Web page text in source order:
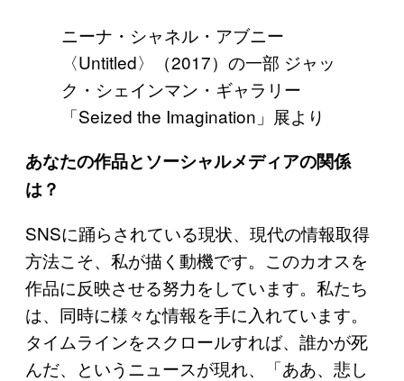
ニーナ・シャネル・アブニー
〈Untitled〉（2017）の一部 ジャッ
ク・シェインマン・ギャラリー
「Seized the Imagination」展より
あなたの作品とソーシャルメディアの関係
は？
SNSに踊らされている現状、現代の情報取得
方法こそ、私が描く動機です。このカオスを
作品に反映させる努力をしています。私たち
は、同時に様々な情報を手に入れています。
タイムラインをスクロールすれば、誰かが死
んだ、というニュースが現れ、「ああ、悲し